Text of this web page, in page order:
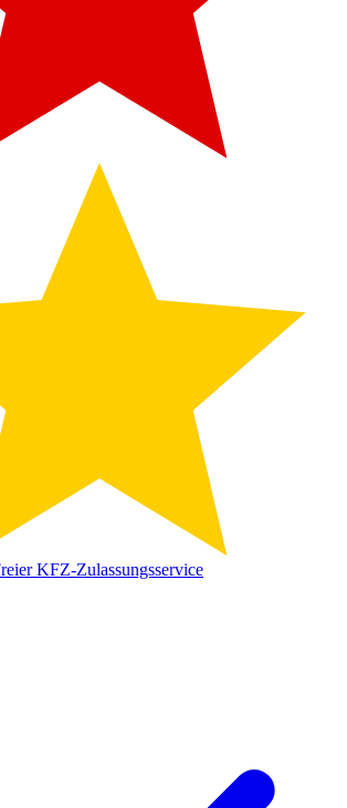
KFZ-Zulassungsservice